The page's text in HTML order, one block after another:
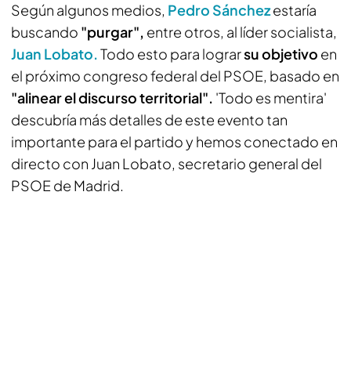
Según algunos medios, Pedro Sánchezestaría
buscando "purgar", entre otros, al líder socialista,
Juan Lobato.Todo esto para lograrsu objetivo en
el próximo congreso federal del PSOE, basado en
"alinear el discurso territorial". 'Todo es mentira'
descubría más detalles de este evento tan
importante para el partido y hemos conectado en
directo con Juan Lobato, secretario general del
PSOE de Madrid.